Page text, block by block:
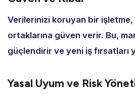
Verilerinizi koruyan bir işletme,
ortaklarına güven verir. Bu,
güçlendirir ve yeni iş fırsatları
Yasal Uyum ve Risk